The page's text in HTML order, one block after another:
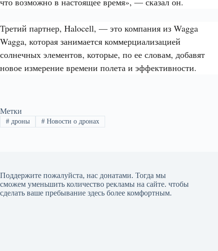
Третий партнер, Halocell, — это компания из Wagga
Wagga, которая занимается коммерциализацией
солнечных элементов, которые, по ее словам, добавят
новое измерение времени полета и эффективности.
Метки
#дроны #Новости о дронах
Поддержите пожалуйста, нас донатами. Тогда мы
сможем уменьшить количество рекламы на сайте. чтобы
сделать ваше пребывание здесь более комфортным.